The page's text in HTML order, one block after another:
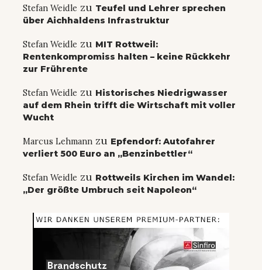
Stefan Weidle zu Teufel und Lehrer sprechen
über Aichhaldens Infrastruktur
Stefan Weidle zu MIT Rottweil:
Rentenkompromiss halten – keine Rückkehr
zur Frührente
Stefan Weidle zu Historisches Niedrigwasser
auf dem Rhein trifft die Wirtschaft mit voller
Wucht
Marcus Lehmann zu Epfendorf: Autofahrer
verliert 500 Euro an „Benzinbettler“
Stefan Weidle zu Rottweils Kirchen im Wandel:
„Der größte Umbruch seit Napoleon“